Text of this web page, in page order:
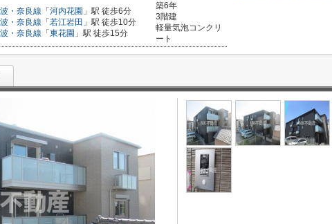
・奈良線 「 河内花園 」駅 徒歩6分
・奈良線 「 若江岩田 」駅 徒歩10分
・奈良線 「 東花園 」駅 徒歩15分
築6年
3階建
軽量気泡コンクリ
ート